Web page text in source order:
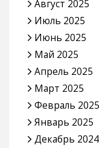
Август 2025
Июль 2025
Июнь 2025
Май 2025
Апрель 2025
Март 2025
Февраль 2025
Январь 2025
Декабрь 2024